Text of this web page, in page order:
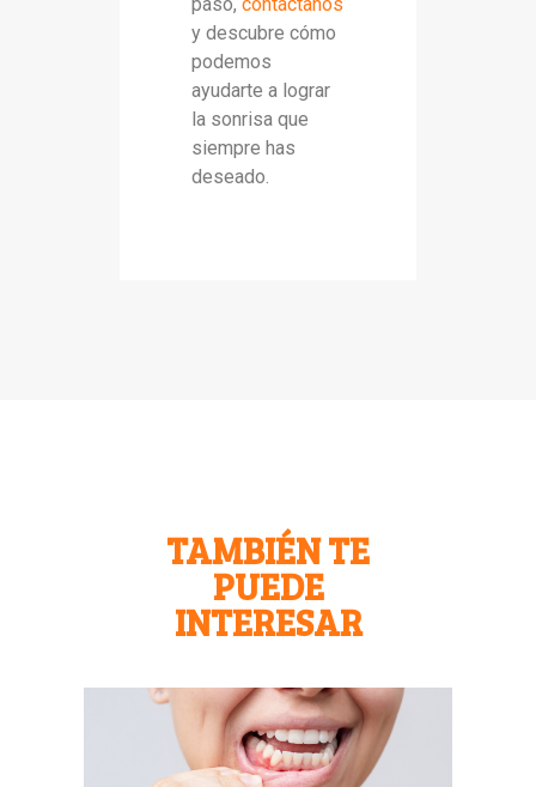
y descubre cómo
podemos
ayudarte a lograr
la sonrisa que
siempre has
deseado.
TAMBIÉN TE
PUEDE
INTERESAR